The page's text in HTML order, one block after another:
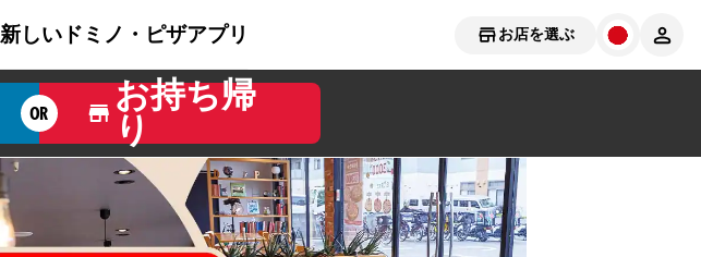
お店を選ぶ
新しいドミノ・ピザアプリ
OR
お持ち帰
り